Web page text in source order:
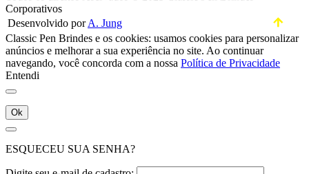
Corporativos
Desenvolvido porA. Jung
Classic Pen Brindes e os cookies: usamos cookies para personalizar
anúncios e melhorar a sua experiência no site. Ao continuar
navegando, você concorda com a nossa Política de Privacidade
Entendi
Ok
ESQUECEU SUA SENHA?